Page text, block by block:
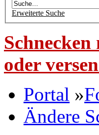
Erweiterte Suche
oder
Portal »
Ändere